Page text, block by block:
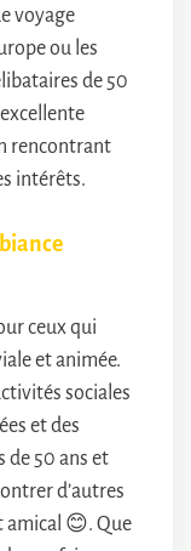
voyage
ou les
de 50
rencontrant
intérêts.
ceux qui
et animée.
sociales
et des
de 50 ans et
d’autres
amical 😊. Que